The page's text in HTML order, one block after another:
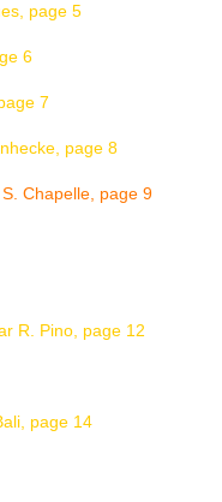
page 5
6
7
page 8
Chapelle, page 9
R. Pino, page 12
page 14